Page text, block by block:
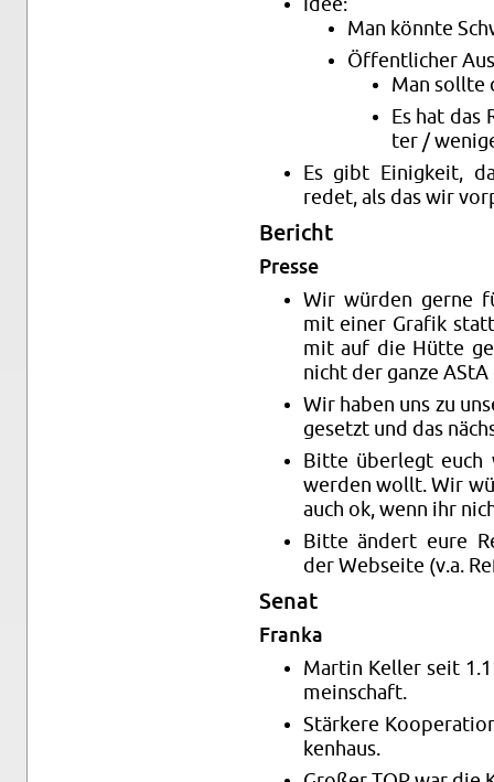
Man könn­te
Öf­fent­li­cher
Man soll­te
Es hat das
ter /
Es gibt Ei­nig­keit,
redet, als das wir
Be­richt
Pres­se
Wir wür­den gerne
mit einer Gra­fik
mit auf die Hütte
nicht der ganze
Wir haben uns zu
ge­setzt und das
Bitte über­legt euch
wer­den wollt. Wir
auch ok, wenn ihr
Bitte än­dert eure
der Web­sei­te (v.a.
Senat
Fran­ka
Mar­tin Kel­ler seit
mein­schaft.
Stär­ke­re
ken­haus.